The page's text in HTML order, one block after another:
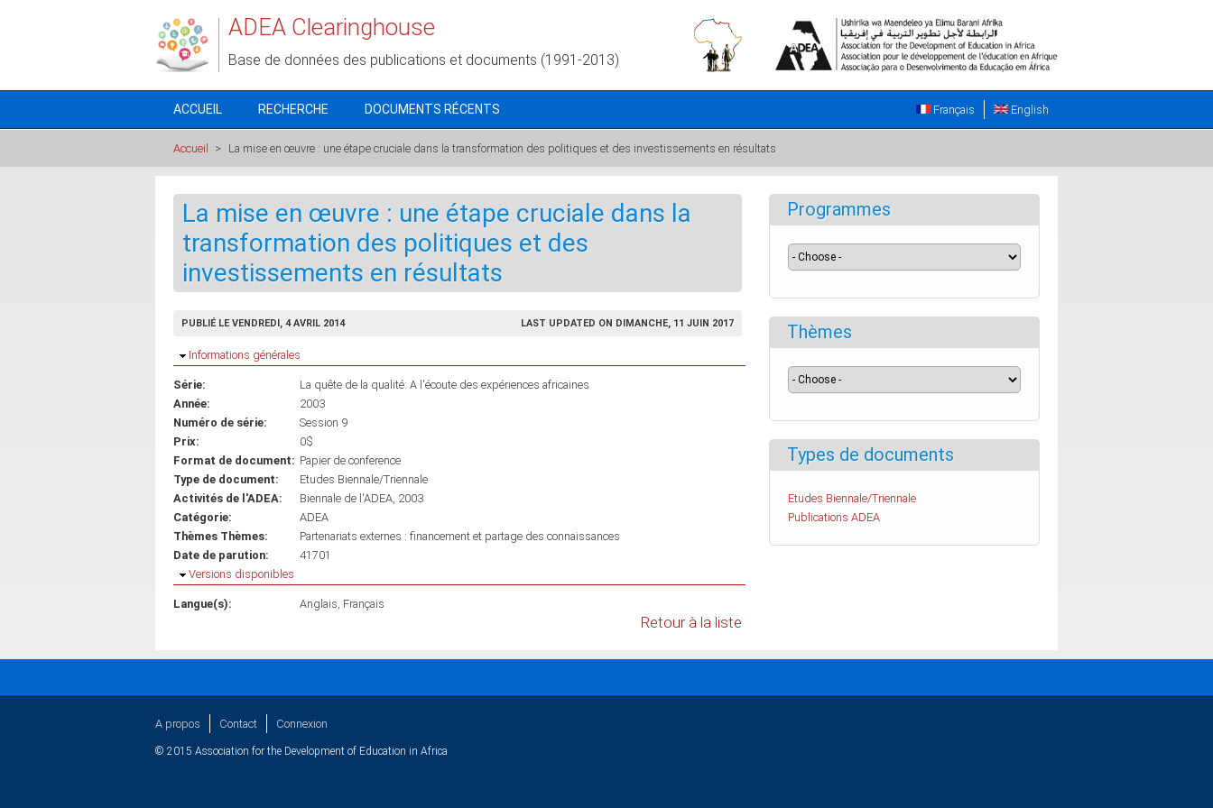
ADEA Clearinghouse
Base de données des publications et documents (1991-2013)
ACCUEIL RECHERCHE DOCUMENTS RÉCENTS English
Français
Accueil > La mise en œuvre : une étape cruciale dans la transformation des politiques et des investissements en résultats
La mise en œuvre : une étape cruciale dans la
transformation des politiques et des
investissements en résultats
PUBLIÉ LE VENDREDI, 4 AVRIL 2014 LAST UPDATED ON DIMANCHE, 11 JUIN 2017
Masquer
Informations générales
Série:
La quête de la qualité: A l'écoute des expériences africaines
Année:
2003
Numéro de série:
Session 9
Prix:
0$
Format de document: Papier de conference
Type de document:
Etudes Biennale/Triennale
Activités de l'ADEA:
Biennale de l'ADEA, 2003
Catégorie:
ADEA
Thèmes Thèmes:
Partenariats externes : financement et partage des connaissances
Date de parution:
41701
Masquer
Versions disponibles
Langue(s): Anglais Français
Retour à la liste
Programmes
Thèmes
Types de documents
Etudes Biennale/Triennale
Publications ADEA
A propos Contact Connexion
© 2015 Association for the Development of Education in Africa